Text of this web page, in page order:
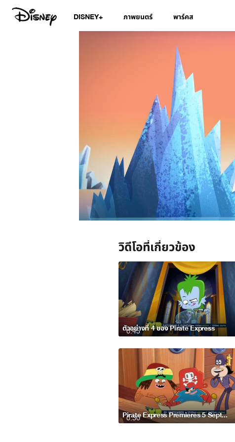
DISNEY+ ภาพยนตร์ พาร์คส
วิดีโอที่เกี่ยวข้อง
0:45
ตัวอย่างที่ 4 ของ Pirate Express
0:30 Pirate Express Premieres 5 September